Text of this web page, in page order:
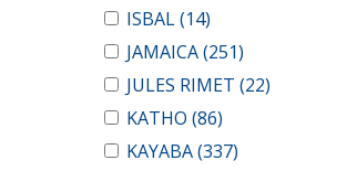
ISBAL(14)
JAMAICA(251)
JULES RIMET (22)
KATHO (86)
KAYABA(337)